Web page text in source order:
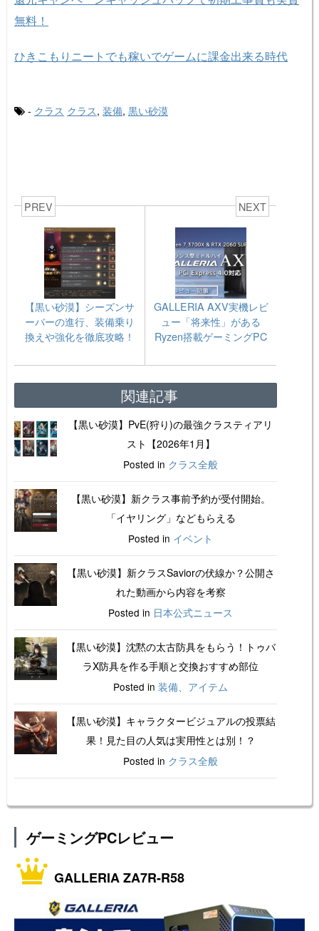
無料！
ひきこもりニートでも稼いでゲームに課金出来る時代
- クラス クラス, 装備, 黒い砂漠
PREV
【黒い砂漠】シーズンサ
ーバーの進行、装備乗り
換えや強化を徹底攻略！
NEXT
GALLERIA AXV実機レビ
ュー「将来性」がある
Ryzen搭載ゲーミングPC
関連記事
【黒い砂漠】PvE(狩り)の最強クラスティアリ
スト【2026年1月】
Posted in クラス全般
【黒い砂漠】新クラス事前予約が受付開始。
「イヤリング」などもらえる
Posted in イベント
【黒い砂漠】新クラスSaviorの伏線か？公開さ
れた動画から内容を考察
Posted in 日本公式ニュース
【黒い砂漠】沈黙の太古防具をもらう！トゥバ
ラX防具を作る手順と交換おすすめ部位
Posted in 装備、アイテム
【黒い砂漠】キャラクタービジュアルの投票結
果！見た目の人気は実用性とは別！？
Posted in クラス全般
ゲーミングPCレビュー
GALLERIA ZA7R-R58